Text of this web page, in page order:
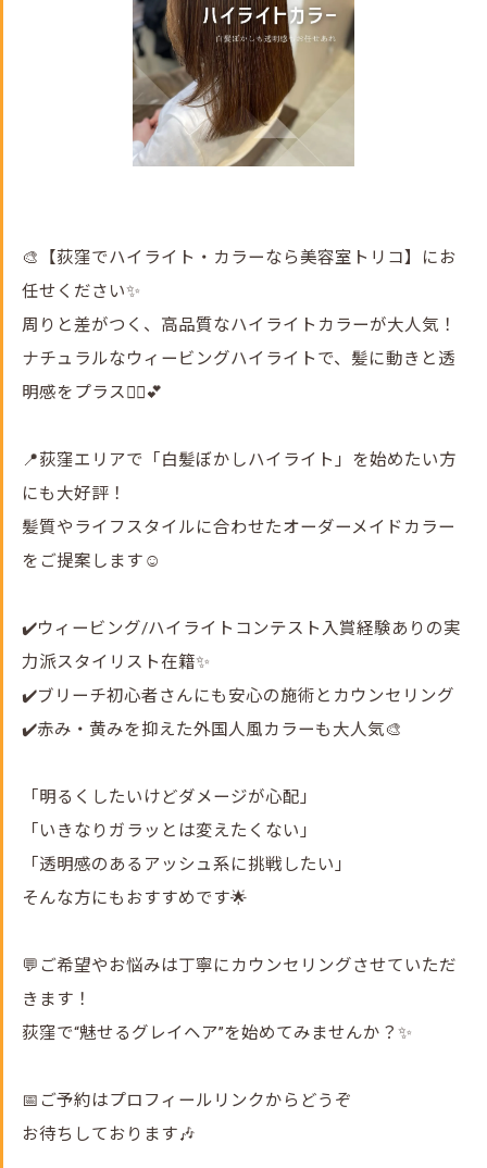
🎨【荻窪でハイライト・カラーなら美容室トリコ】にお
任せください✨
周りと差がつく、高品質なハイライトカラーが大人気！
ナチュラルなウィービングハイライトで、髪に動きと透
明感をプラス💇‍♀️💕
📍荻窪エリアで「白髪ぼかしハイライト」を始めたい方
にも大好評！
髪質やライフスタイルに合わせたオーダーメイドカラー
をご提案します☺️
✔️ウィービング/ハイライトコンテスト入賞経験ありの実
力派スタイリスト在籍✨
✔️ブリーチ初心者さんにも安心の施術とカウンセリング
✔️赤み・黄みを抑えた外国人風カラーも大人気🎨
「明るくしたいけどダメージが心配」
「いきなりガラッとは変えたくない」
「透明感のあるアッシュ系に挑戦したい」
そんな方にもおすすめです🌟
💬ご希望やお悩みは丁寧にカウンセリングさせていただ
きます！
荻窪で“魅せるグレイヘア”を始めてみませんか？✨
📅ご予約はプロフィールリンクからどうぞ
お待ちしております🎶